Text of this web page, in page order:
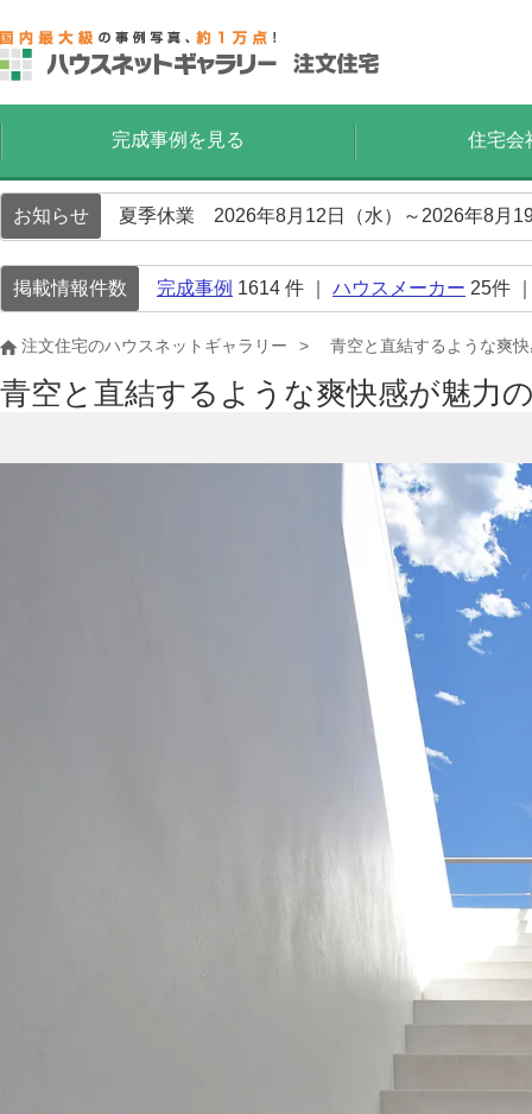
完成事例を見る 住宅会
お知らせ 夏季休業 2026年8月12日（水）～2026年8月
掲載情報件数 完成事例 1614 件 ｜ ハウスメーカー 25件
注文住宅のハウスネットギャラリー 青空と直結するような爽
青空と直結するような爽快感が魅力